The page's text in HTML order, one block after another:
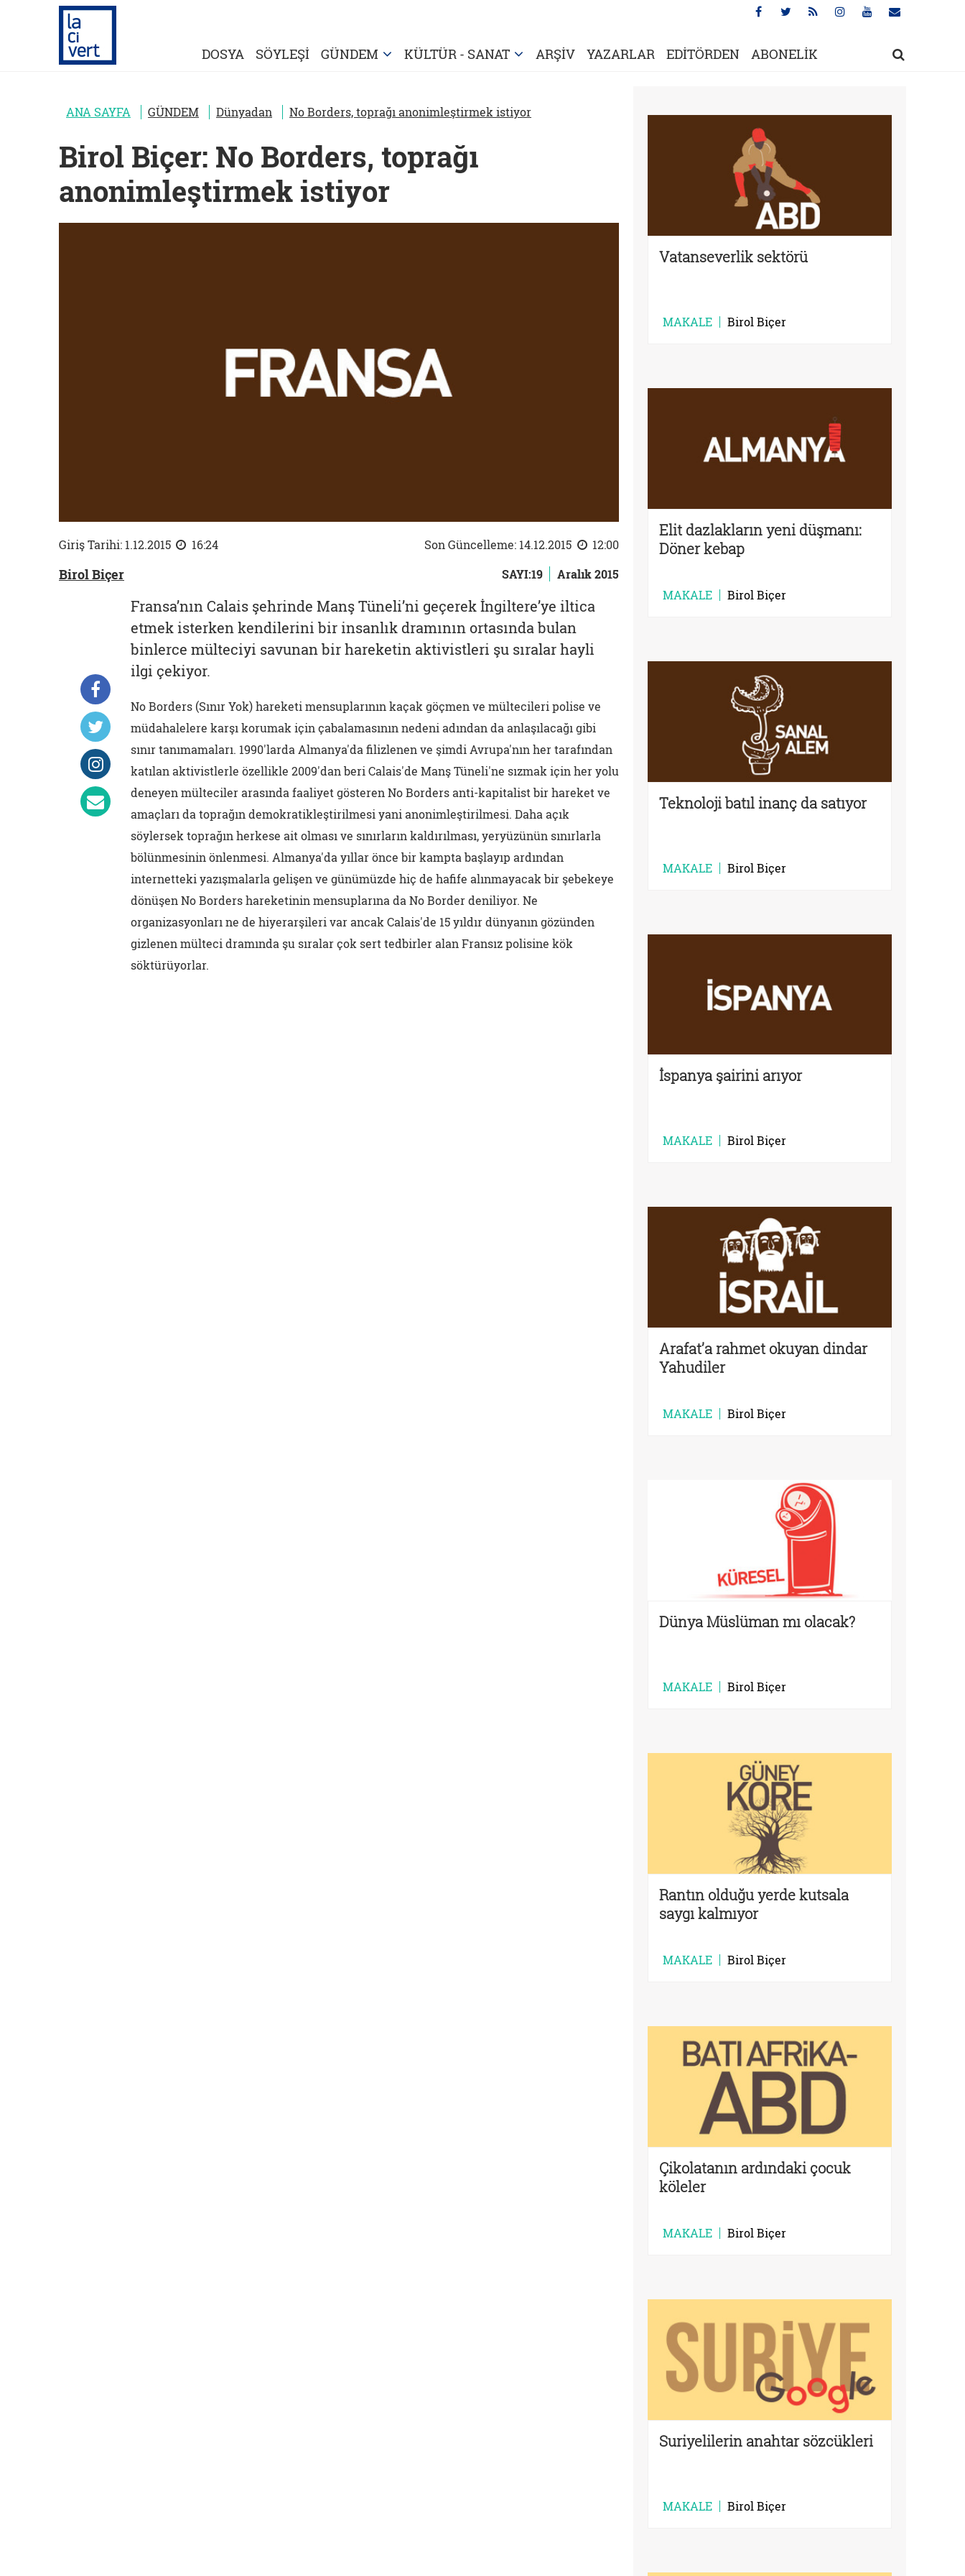
DOSYA SÖYLEŞİ GÜNDEM KÜLTÜR - SANAT ARŞİV YAZARLAR EDİTÖRDEN ABONELİK
ANA SAYFA GÜNDEM Dünyadan No Borders, toprağı anonimleştirmek istiyor
Birol Biçer: No Borders, toprağı
anonimleştirmek istiyor
Giriş Tarihi: 1.12.2015 16:24 Son Güncelleme: 14.12.2015 12:00
Birol Biçer SAYI:19 Aralık 2015
Fransa’nın Calais şehrinde Manş Tüneli’ni geçerek İngiltere’ye iltica
etmek isterken kendilerini bir insanlık dramının ortasında bulan
binlerce mülteciyi savunan bir hareketin aktivistleri şu sıralar hayli
ilgi çekiyor.
No Borders (Sınır Yok) hareketi mensuplarının kaçak göçmen ve mültecileri polise ve
müdahalelere karşı korumak için çabalamasının nedeni adından da anlaşılacağı gibi
sınır tanımamaları. 1990'larda Almanya'da filizlenen ve şimdi Avrupa'nın her tarafından
katılan aktivistlerle özellikle 2009'dan beri Calais'de Manş Tüneli'ne sızmak için her yolu
deneyen mülteciler arasında faaliyet gösteren No Borders anti-kapitalist bir hareket ve
amaçları da toprağın demokratikleştirilmesi yani anonimleştirilmesi. Daha açık
söylersek toprağın herkese ait olması ve sınırların kaldırılması, yeryüzünün sınırlarla
bölünmesinin önlenmesi. Almanya'da yıllar önce bir kampta başlayıp ardından
internetteki yazışmalarla gelişen ve günümüzde hiç de hafife alınmayacak bir şebekeye
dönüşen No Borders hareketinin mensuplarına da No Border deniliyor. Ne
organizasyonları ne de hiyerarşileri var ancak Calais'de 15 yıldır dünyanın gözünden
gizlenen mülteci dramında şu sıralar çok sert tedbirler alan Fransız polisine kök
söktürüyorlar.
Vatanseverlik sektörü
MAKALE Birol Biçer
Elit dazlakların yeni düşmanı:
Döner kebap
MAKALE Birol Biçer
Teknoloji batıl inanç da satıyor
MAKALE Birol Biçer
İspanya şairini arıyor
MAKALE Birol Biçer
Arafat’a rahmet okuyan dindar
Yahudiler
MAKALE Birol Biçer
Dünya Müslüman mı olacak?
MAKALE Birol Biçer
Rantın olduğu yerde kutsala
saygı kalmıyor
MAKALE Birol Biçer
Çikolatanın ardındaki çocuk
köleler
MAKALE Birol Biçer
Suriyelilerin anahtar sözcükleri
MAKALE Birol Biçer